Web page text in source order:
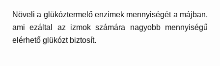
Növeli a glükóztermelő enzimek mennyiségét a májban,
ami ezáltal az izmok számára nagyobb mennyiségű
elérhető glükózt biztosít.